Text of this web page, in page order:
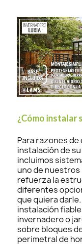
¿Cómo instalar
Para razones de
instalación de
incluimos
uno de nuestros
refuerza la
diferentes
que quiera
instalación
invernadero o
sobre bloques
perimetral de